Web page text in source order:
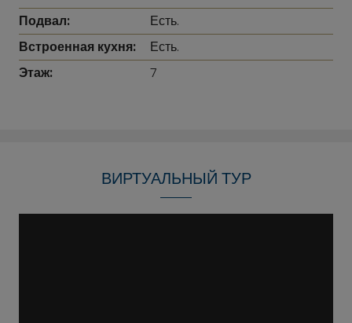
Подвал:
Есть.
Встроенная кухня:
Есть.
Этаж:
7
ВИРТУАЛЬНЫЙ ТУР